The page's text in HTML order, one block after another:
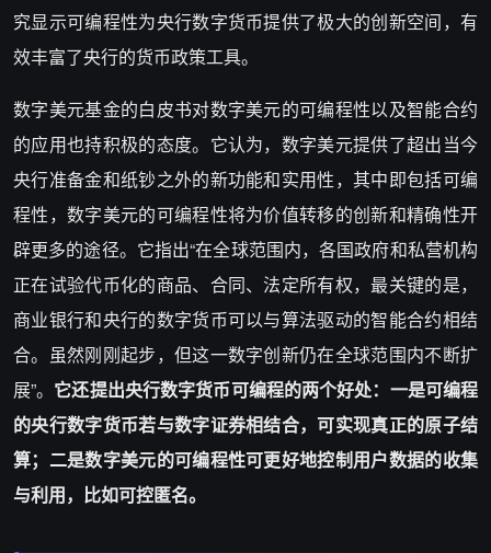
究显示可编程性为央行数字货币提供了极大的创新空间，有
效丰富了央行的货币政策工具。
数字美元基金的白皮书对数字美元的可编程性以及智能合约
的应用也持积极的态度。它认为，数字美元提供了超出当今
央行准备金和纸钞之外的新功能和实用性，其中即包括可编
程性，数字美元的可编程性将为价值转移的创新和精确性开
辟更多的途径。它指出“在全球范围内，各国政府和私营机构
正在试验代币化的商品、合同、法定所有权，最关键的是，
商业银行和央行的数字货币可以与算法驱动的智能合约相结
合。虽然刚刚起步，但这一数字创新仍在全球范围内不断扩
展”。 它还提出央行数字货币可编程的两个好处：一是可编程
的央行数字货币若与数字证券相结合，可实现真正的原子结
算；二是数字美元的可编程性可更好地控制用户数据的收集
与利用，比如可控匿名。